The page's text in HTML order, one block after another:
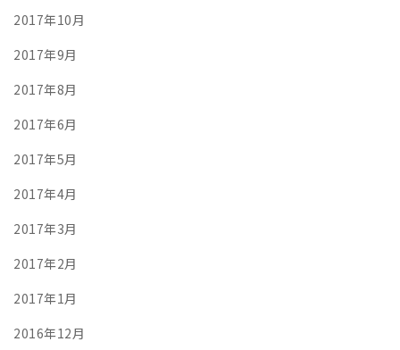
2017年10月
2017年9月
2017年8月
2017年6月
2017年5月
2017年4月
2017年3月
2017年2月
2017年1月
2016年12月